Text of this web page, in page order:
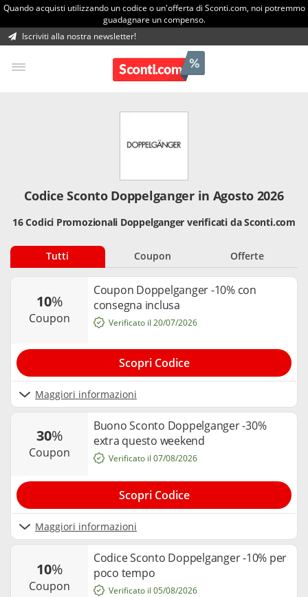
Quando acquisti utilizzando un codice o un'offerta di Sconti.com, noi potremmo
guadagnare un compenso.
Iscriviti alla nostra newsletter!
Codice Sconto Doppelganger in Agosto 2026
16 Codici Promozionali Doppelganger verificati da Sconti.com
Tutti Coupon Offerte
10%
coupon
Coupon Doppelganger -10% con
consegna inclusa
Maggiori informazioni
Verificato il 20/07/2026
Scopri Codice
30%
coupon
Buono Sconto Doppelganger -30%
extra questo weekend
Maggiori informazioni
Verificato il 07/08/2026
Scopri Codice
10%
coupon
Codice Sconto Doppelganger -10% per
poco tempo
Verificato il 05/08/2026